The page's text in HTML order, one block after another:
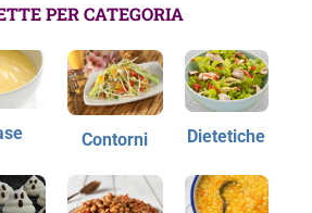
PER CATEGORIA
Contorni Dietetiche